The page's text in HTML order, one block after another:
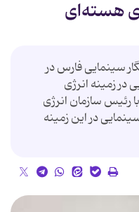
هسته‌ای
سینمایی فارس در
در زمینه انرژی
رئیس سازمان انرژی
در این زمینه